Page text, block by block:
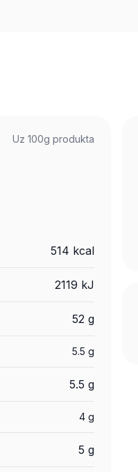
Uz 100g produkta
514 kcal
2119 kJ
52 g
5.5 g
5.5 g
4 g
5 g